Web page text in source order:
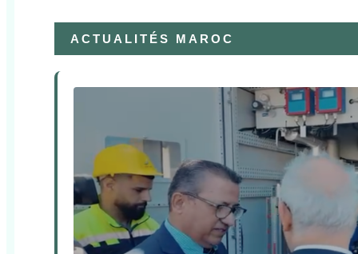
ACTUALITÉS MAROC